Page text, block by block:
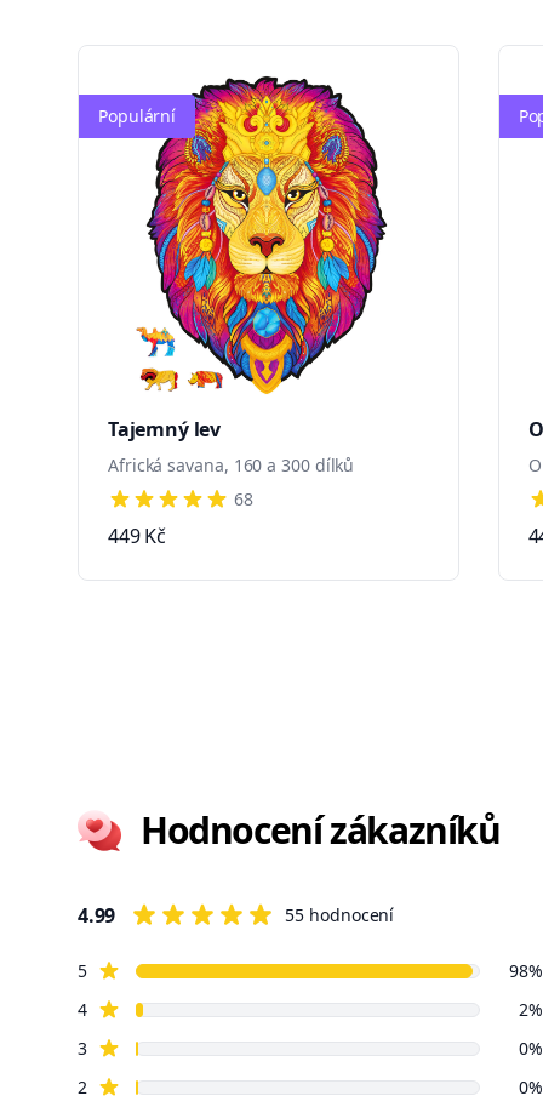
Tajemný lev
Africká savana, 160 a 300 dílků
4 out of 5 stars
68
449 Kč
Populární
Hodnocení zákazníků
4.99
55 hodnocení
Review data
5hvězdné recenze
98%
4hvězdné recenze
2%
3hvězdné recenze
0%
2hvězdné recenze 0%